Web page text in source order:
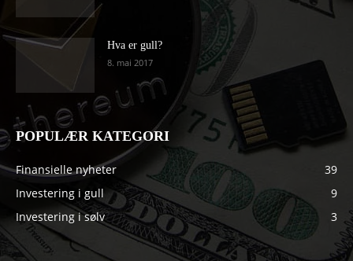
Hva er gull?
8. mai 2017
POPULÆR KATEGORI
Finansielle nyheter
39
Investering i gull
9
Investering i sølv
3